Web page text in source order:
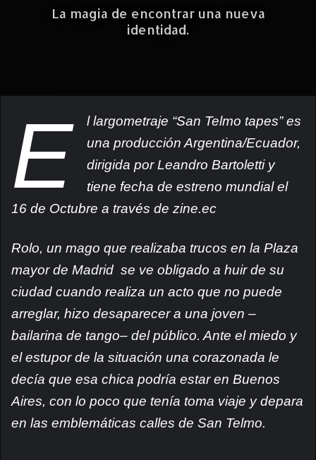
La magia de encontrar una nueva
identidad.
E
l largometraje “San Telmo tapes” es
una producción Argentina/Ecuador,
dirigida por Leandro Bartoletti y
tiene fecha de estreno mundial el
16 de Octubre a través de zine.ec
Rolo, un mago que realizaba trucos en la Plaza
mayor de Madrid se ve obligado a huir de su
ciudad cuando realiza un acto que no puede
arreglar, hizo desaparecer a una joven –
bailarina de tango– del público. Ante el miedo y
el estupor de la situación una corazonada le
decía que esa chica podría estar en Buenos
Aires, con lo poco que tenía toma viaje y depara
en las emblemáticas calles de San Telmo.